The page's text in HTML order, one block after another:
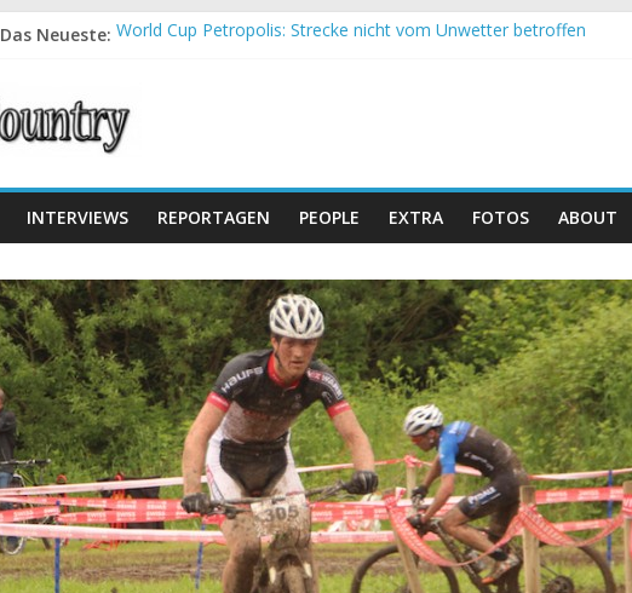
Das Neueste: World Cup Petropolis: Strecke nicht vom Unwetter betroffen
Halbzeit beim Andalucia Bike Race: Weltmeister Seewald führt
Chelva: Schweizer Doppelsieg beim ersten XCO-Rennen der Saison
INTERVIEWS REPORTAGEN PEOPLE EXTRA FOTOS ABOUT